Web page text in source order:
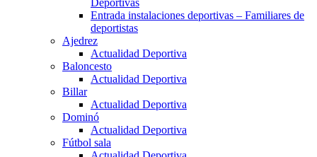
Deportivas
Entrada instalaciones deportivas – Familiares de
deportistas
Ajedrez
Actualidad Deportiva
Baloncesto
Actualidad Deportiva
Billar
Actualidad Deportiva
Dominó
Actualidad Deportiva
Fútbol sala